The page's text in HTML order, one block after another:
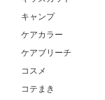
キャンプ
ケアカラー
ケアブリーチ
コスメ
コテまき